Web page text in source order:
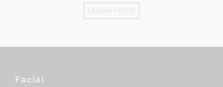
Facial